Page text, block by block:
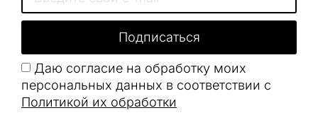
Даю согласие на обработку моих
персональных данных в соответствии с
Политикой их обработки
Подписаться